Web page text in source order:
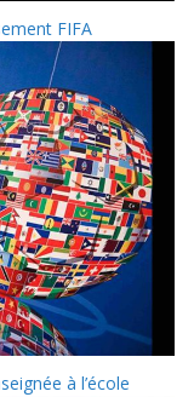
FIFA
à l’école